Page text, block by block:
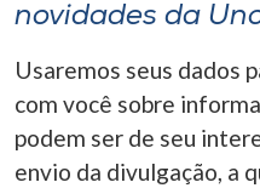
A-
novidades da
Usaremos seus dados
com você sobre
podem ser de seu
envio da divulgação, a